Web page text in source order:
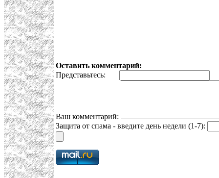
Оставить комментарий:
Представьтесь:
Ваш комментарий:
Защита от спама - введите день недели (1-7):